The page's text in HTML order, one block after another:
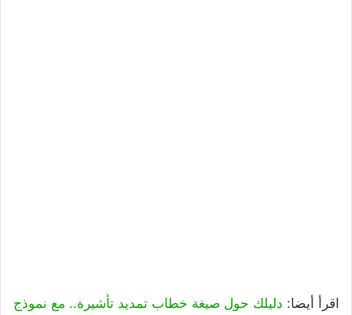
اقرأ أيضا: دليلك حول صيغة خطاب تمديد تأشيرة.. مع نموذج